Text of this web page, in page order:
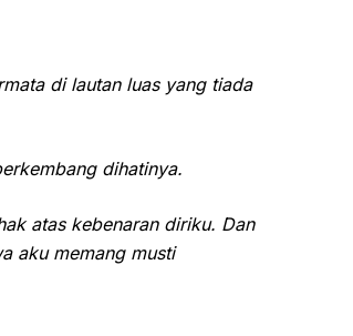
di lautan luas yang tiada
dihatinya.
atas kebenaran diriku. Dan
aku memang musti